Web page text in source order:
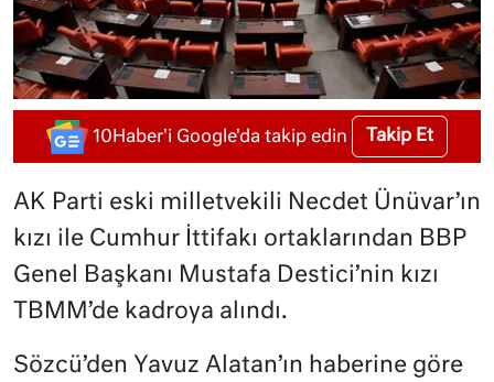
10Haber'i Google'da takip edin Takip Et
AK Parti eski milletvekili Necdet Ünüvar’ın
kızı ile Cumhur İttifakı ortaklarından BBP
Genel Başkanı Mustafa Destici’nin kızı
TBMM’de kadroya alındı.
Sözcü’den Yavuz Alatan’ın haberine göre